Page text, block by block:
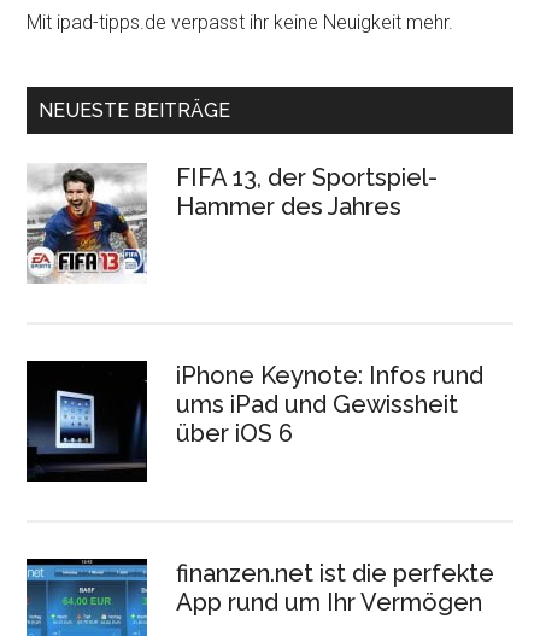
Mit ipad-tipps.de verpasst ihr keine Neuigkeit mehr.
NEUESTE BEITRÄGE
FIFA 13, der Sportspiel-
Hammer des Jahres
iPhone Keynote: Infos rund
ums iPad und Gewissheit
über iOS 6
finanzen.net ist die perfekte
App rund um Ihr Vermögen